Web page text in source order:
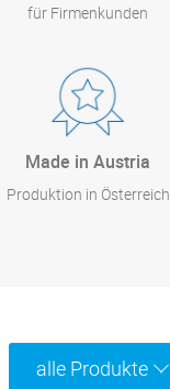
für Firmenkunden
Made in Austria
Produktion in Österreich
alle Produkte